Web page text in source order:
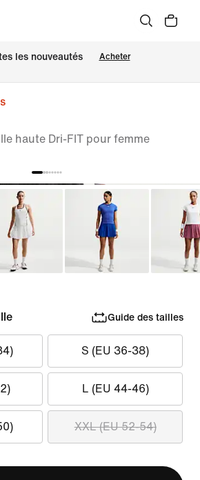
les nouveautés Acheter
haute Dri-FIT pour femme
Guide des tailles
S (EU 36-38)
L (EU 44-46)
XXL (EU 52-54)